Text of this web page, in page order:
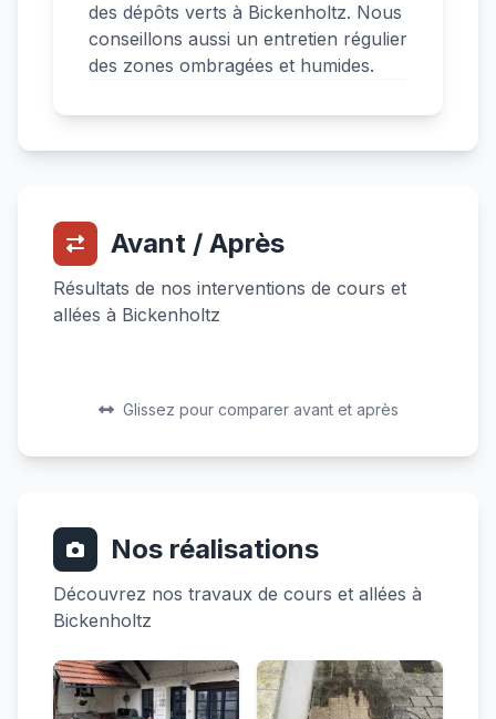
des dépôts verts à Bickenholtz. Nous
conseillons aussi un entretien régulier
des zones ombragées et humides.
Avant / Après
Résultats de nos interventions de cours et
allées à Bickenholtz
Avant
Après
Glissez pour comparer avant et après
Nos réalisations
Découvrez nos travaux de cours et allées à
Bickenholtz